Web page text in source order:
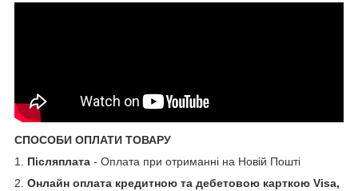
СПОСОБИ ОПЛАТИ ТОВАРУ
1. Післяплата - Оплата при отриманні на Новій Пошті
2. Онлайн оплата кредитною та дебетовою карткою Visa,